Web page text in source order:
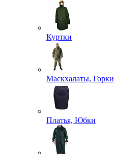
Куртки
Маскхалаты, Горки
Платья, Юбки